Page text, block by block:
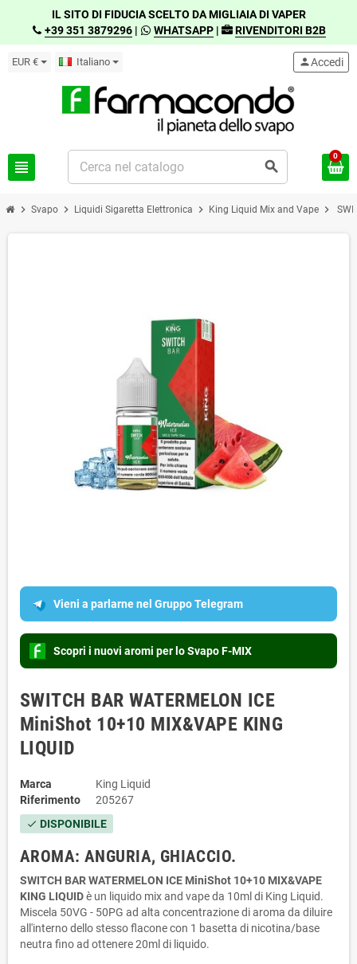
IL SITO DI FIDUCIA SCELTO DA MIGLIAIA DI VAPER
+39 351 3879296 | WHATSAPP | RIVENDITORI B2B
EUR € Italiano
view_headline search
personAccedi
0
chevron_right Svapo chevron_right Liquidi Sigaretta Elettronica chevron_right King Liquid Mix and Vape chevron_right
Vieni a parlarne nel Gruppo Telegram
Scopri i nuovi aromi per lo Svapo F-MIX
SWITCH BAR WATERMELON ICE
MiniShot 10+10 MIX&VAPE KING
LIQUID
Marca
King Liquid
Riferimento
205267
check DISPONIBILE
AROMA: ANGURIA, GHIACCIO.
SWITCH BAR WATERMELON ICE MiniShot 10+10 MIX&VAPE
KING LIQUIDè un liquido mix and vape da 10ml di King Liquid.
Miscela 50VG - 50PG ad alta concentrazione di aroma da diluire
all'interno dello stesso flacone con 1 basetta di nicotina/base
neutra fino ad ottenere 20ml di liquido.